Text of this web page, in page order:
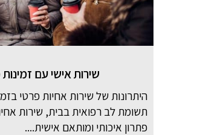
שירות אישי עם זמינות
היתרונות של שירות אחיות פרטי
תשומת לב רפואית בבית, שירות
פתרון איכותי ומותאם אישית....